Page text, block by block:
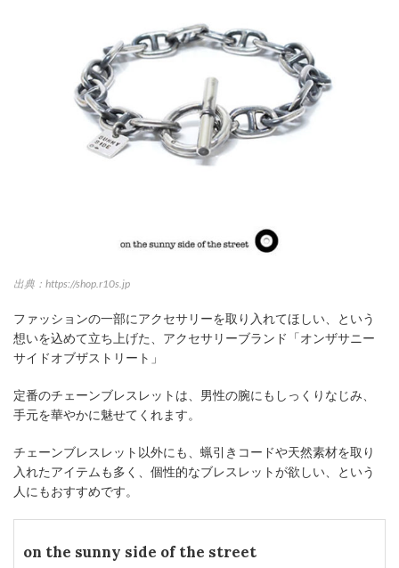
出典：https://shop.r10s.jp
ファッションの一部にアクセサリーを取り入れてほしい、という
想いを込めて立ち上げた、アクセサリーブランド「オンザサニー
サイドオブザストリート」
定番のチェーンブレスレットは、男性の腕にもしっくりなじみ、
手元を華やかに魅せてくれます。
チェーンブレスレット以外にも、蝋引きコードや天然素材を取り
入れたアイテムも多く、個性的なブレスレットが欲しい、という
人にもおすすめです。
on the sunny side of the street